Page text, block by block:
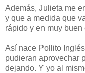
Además, Julieta me
y que a medida que
rápido y en muy buen
Así nace Pollito
pudieran aprovechar
dejando. Y yo al